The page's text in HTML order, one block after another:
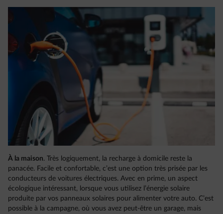
À la maison. Très logiquement, la recharge à domicile reste la
panacée. Facile et confortable, c’est une option très prisée par les
conducteurs de voitures électriques. Avec en prime, un aspect
écologique intéressant, lorsque vous utilisez l’énergie solaire
produite par vos panneaux solaires pour alimenter votre auto. C’est
possible à la campagne, où vous avez peut-être un garage, mais